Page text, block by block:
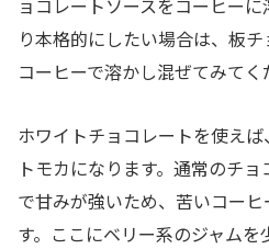
り本格的にしたい場合は、板
コーヒーで溶かし混ぜてみてく
ホワイトチョコレートを使え
トモカになります。通常のチ
で甘みが強いため、苦いコー
す。ここにベリー系のジャム